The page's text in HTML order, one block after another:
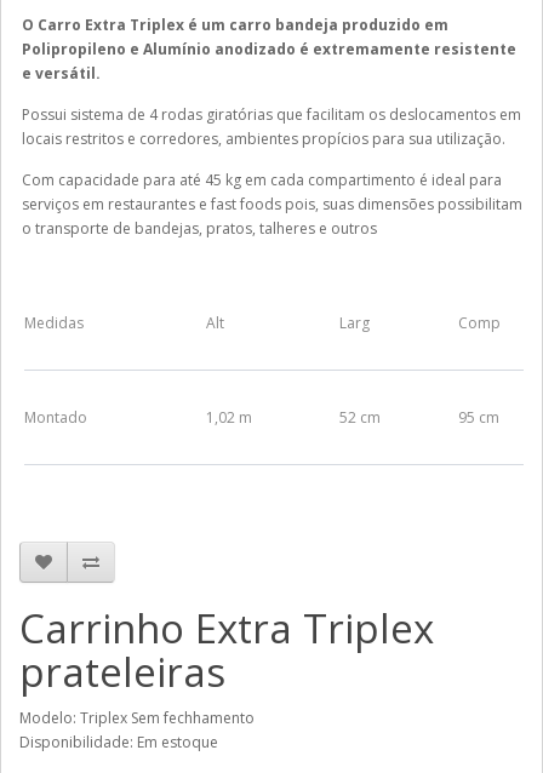
O Carro Extra Triplex é um carro bandeja produzido em
Polipropileno e Alumínio anodizado é extremamente resistente
e versátil.
Possui sistema de 4 rodas giratórias que facilitam os deslocamentos em
locais restritos e corredores, ambientes propícios para sua utilização.
Com capacidade para até 45 kg em cada compartimento é ideal para
serviços em restaurantes e fast foods pois, suas dimensões possibilitam
o transporte de bandejas, pratos, talheres e outros
Medidas Alt Larg Comp
Montado 1,02 m 52 cm 95 cm
Carrinho Extra Triplex
prateleiras
Modelo: Triplex Sem fechhamento
Disponibilidade: Em estoque